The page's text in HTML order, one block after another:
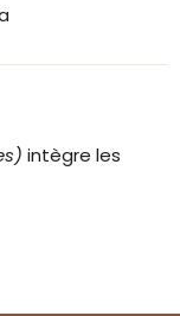
intègre les